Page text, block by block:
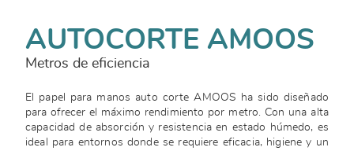
AUTOCORTE AMOOS
Metros de eficiencia
El papel para manos auto corte AMOOS ha sido diseñado
para ofrecer el máximo rendimiento por metro. Con una alta
capacidad de absorción y resistencia en estado húmedo, es
ideal para entornos donde se requiere eficacia, higiene y un